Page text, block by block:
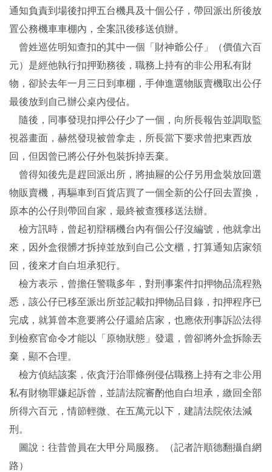
通知負責到場後扣押五台機具及十個公仔，帶回派出所後放
置公務機車車棚內，全案訊後移送偵辦。
曾姓巡佐明知查扣的其中一個「財神爺公仔」（價值六百
元）是經他執行扣押勤務後，職務上持有的非公用私有財
物，卻於去年一月三日到車棚，手伸進選物販賣機取出公仔
最後放到自己辦公桌內侵佔。
隨後，同事發現扣押公仔少了一個，向所長報告並調取監
視器畫面，赫然發現被曾拿走，所長當下要求曾把東西放
回，但因曾已將公仔外包裝拆掉丟棄。
曾得知後先是趕回派出所，將抽屜的公仔另用盒裝放回選
物販賣機，再驅車到百貨店買了一個全新的公仔回去置換，
原本的公仔則帶回自家，最終被查獲移送法辦。
檢方訊時，曾起初辯稱機台內有個公仔沒編號，他就拿出
來，因外盒很髒才拆掉並放到自己公文櫃，打算通知店家領
回，後來才自白坦承犯行。
檢方表示，曾擔任警職多年，對刑事案件扣押物品流程熟
悉，該公仔已移至派出所並記載扣押物品目錄，扣押程序已
完成，就算曾本意要將公仔還給店家，也應依刑事訴訟法得
到檢察官命令才能以「原物狀態」發還，曾卻將外盒拆除丟
棄，顯不合理。
檢方偵結該案，依貪汙治罪條例侵佔職務上持有之非公用
私有財物罪嫌起訴曾，並請法院審酌他自白坦承，繳回全部
所得六百元，情節輕微、在五萬元以下，建請法院依法減
刑。
圖說：往昔曾員在大甲分局服務。（記者許順德翻攝自網
路）